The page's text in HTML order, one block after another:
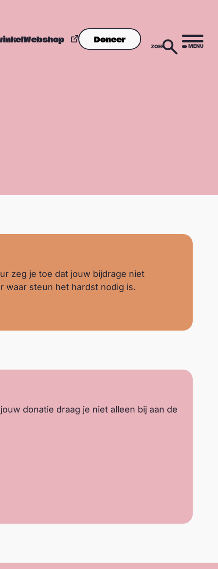
Webshop Doneer
ZOEK MENU
zeg je toe dat jouw bijdrage niet
waar steun het hardst nodig is.
donatie draag je niet alleen bij aan de